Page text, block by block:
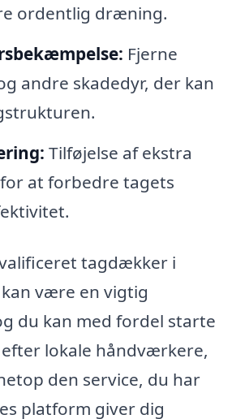
ordentlig dræning.
Fjerne
andre skadedyr, der kan
Tilføjelse af ekstra
at forbedre tagets
tagdækker i
være en vigtig
du kan med fordel starte
lokale håndværkere,
den service, du har
platform giver dig